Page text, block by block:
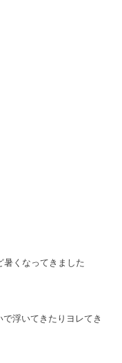
暑くなってきました
浮いてきたりヨレてき